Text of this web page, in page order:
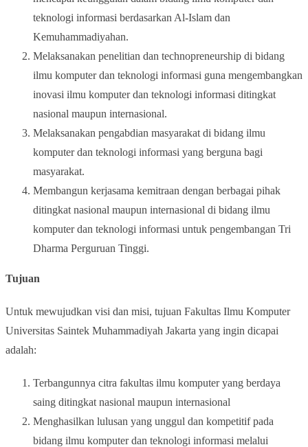
teknologi informasi berdasarkan Al-Islam dan
Kemuhammadiyahan.
Melaksanakan penelitian dan technopreneurship di bidang
ilmu komputer dan teknologi informasi guna mengembangkan
inovasi ilmu komputer dan teknologi informasi ditingkat
nasional maupun internasional.
Melaksanakan pengabdian masyarakat di bidang ilmu
komputer dan teknologi informasi yang berguna bagi
masyarakat.
Membangun kerjasama kemitraan dengan berbagai pihak
ditingkat nasional maupun internasional di bidang ilmu
komputer dan teknologi informasi untuk pengembangan Tri
Dharma Perguruan Tinggi.
Tujuan
Untuk mewujudkan visi dan misi, tujuan Fakultas Ilmu Komputer
Universitas Saintek Muhammadiyah Jakarta yang ingin dicapai
adalah:
Terbangunnya citra fakultas ilmu komputer yang berdaya
saing ditingkat nasional maupun internasional
Menghasilkan lulusan yang unggul dan kompetitif pada
bidang ilmu komputer dan teknologi informasi melalui